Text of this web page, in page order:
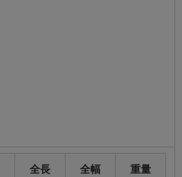
全長 全幅 重量